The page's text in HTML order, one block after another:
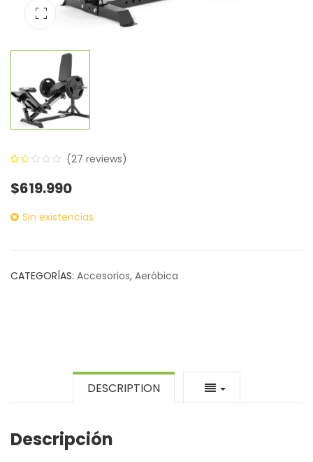
out
ratings
(27 reviews)
$619.990
Sin existencias
CATEGORÍAS: Accesorios, Aeróbica
DESCRIPTION
Descripción